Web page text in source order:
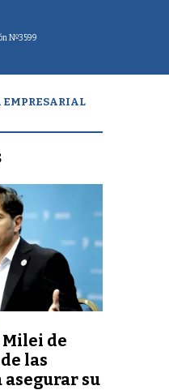
Nº3599
de
las
su